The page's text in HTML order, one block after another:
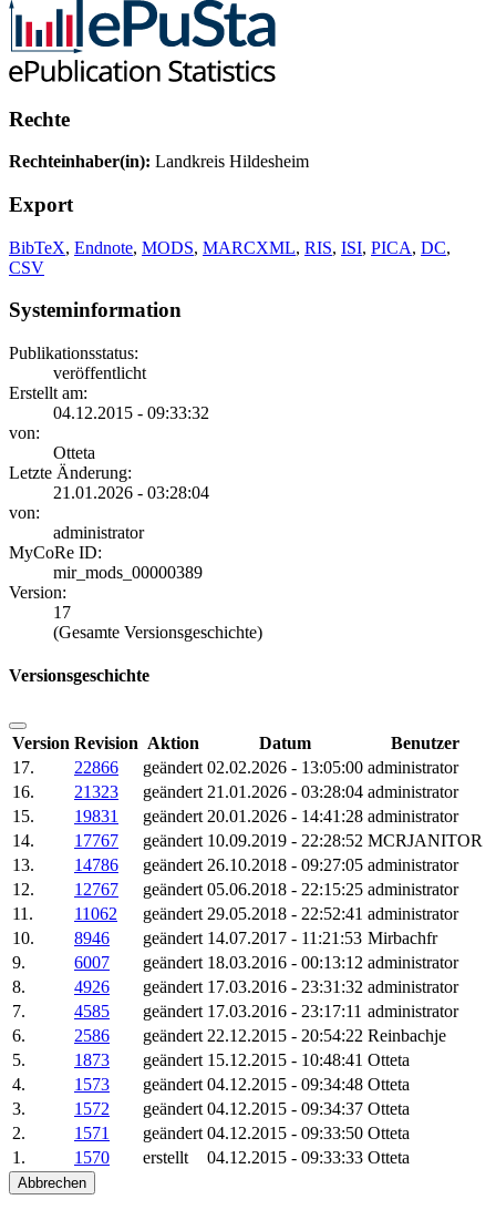
Rechte
Rechteinhaber(in): Landkreis Hildesheim
Export
BibTeX, Endnote, MODS, MARCXML, RIS, ISI, PICA, DC,
CSV
Systeminformation
Publikationsstatus:
veröffentlicht
Erstellt am:
04.12.2015 - 09:33:32
von:
Otteta
Letzte Änderung:
21.01.2026 - 03:28:04
von:
administrator
MyCoRe ID:
mir_mods_00000389
Version:
17
(Gesamte Versionsgeschichte)
Versionsgeschichte
Version Revision Aktion Datum
Benutzer
17.
22866 geändert 02.02.2026 - 13:05:00 administrator
16.
21323 geändert 21.01.2026 - 03:28:04 administrator
15.
19831 geändert 20.01.2026 - 14:41:28 administrator
14.
17767 geändert 10.09.2019 - 22:28:52 MCRJANITOR
13.
14786 geändert 26.10.2018 - 09:27:05 administrator
12.
12767 geändert 05.06.2018 - 22:15:25 administrator
11.
11062 geändert 29.05.2018 - 22:52:41 administrator
10.
8946 geändert 14.07.2017 - 11:21:53 Mirbachfr
9.
6007 geändert 18.03.2016 - 00:13:12 administrator
8.
4926 geändert 17.03.2016 - 23:31:32 administrator
7.
4585 geändert 17.03.2016 - 23:17:11 administrator
6.
2586 geändert 22.12.2015 - 20:54:22 Reinbachje
5.
1873 geändert 15.12.2015 - 10:48:41 Otteta
4.
1573 geändert 04.12.2015 - 09:34:48 Otteta
3.
1572 geändert 04.12.2015 - 09:34:37 Otteta
2.
1571 geändert 04.12.2015 - 09:33:50 Otteta
1.
1570 erstellt 04.12.2015 - 09:33:33 Otteta
Abbrechen